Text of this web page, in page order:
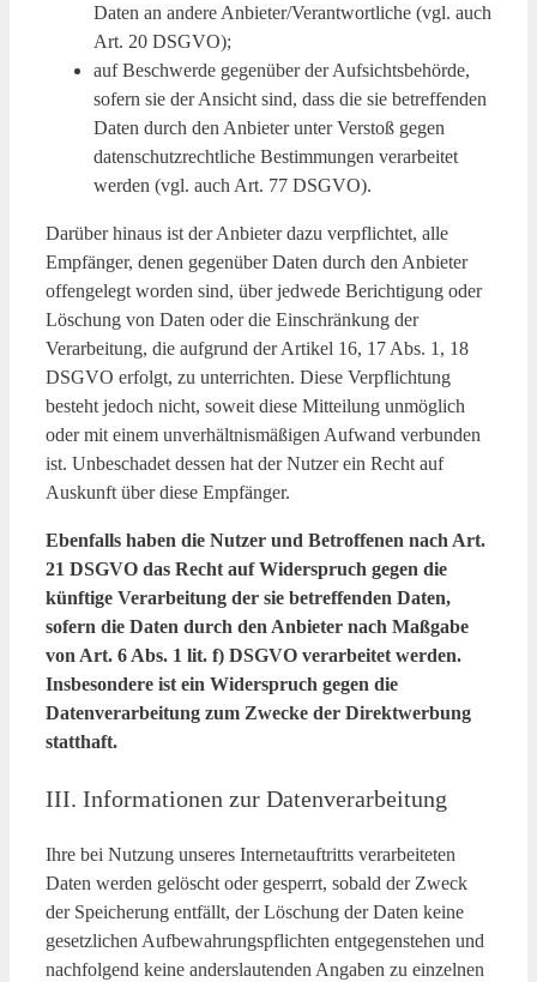
Daten an andere Anbieter/Verantwortliche (vgl. auch
Art. 20 DSGVO);
auf Beschwerde gegenüber der Aufsichtsbehörde,
sofern sie der Ansicht sind, dass die sie betreffenden
Daten durch den Anbieter unter Verstoß gegen
datenschutzrechtliche Bestimmungen verarbeitet
werden (vgl. auch Art. 77 DSGVO).
Darüber hinaus ist der Anbieter dazu verpflichtet, alle
Empfänger, denen gegenüber Daten durch den Anbieter
offengelegt worden sind, über jedwede Berichtigung oder
Löschung von Daten oder die Einschränkung der
Verarbeitung, die aufgrund der Artikel 16, 17 Abs. 1, 18
DSGVO erfolgt, zu unterrichten. Diese Verpflichtung
besteht jedoch nicht, soweit diese Mitteilung unmöglich
oder mit einem unverhältnismäßigen Aufwand verbunden
ist. Unbeschadet dessen hat der Nutzer ein Recht auf
Auskunft über diese Empfänger.
Ebenfalls haben die Nutzer und Betroffenen nach Art.
21 DSGVO das Recht auf Widerspruch gegen die
künftige Verarbeitung der sie betreffenden Daten,
sofern die Daten durch den Anbieter nach Maßgabe
von Art. 6 Abs. 1 lit. f) DSGVO verarbeitet werden.
Insbesondere ist ein Widerspruch gegen die
Datenverarbeitung zum Zwecke der Direktwerbung
statthaft.
III. Informationen zur Datenverarbeitung
Ihre bei Nutzung unseres Internetauftritts verarbeiteten
Daten werden gelöscht oder gesperrt, sobald der Zweck
der Speicherung entfällt, der Löschung der Daten keine
gesetzlichen Aufbewahrungspflichten entgegenstehen und
nachfolgend keine anderslautenden Angaben zu einzelnen